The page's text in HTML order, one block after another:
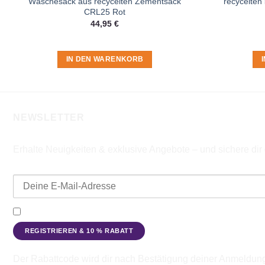
CRL25 Rot
44,95 €
IN DEN WARENKORB